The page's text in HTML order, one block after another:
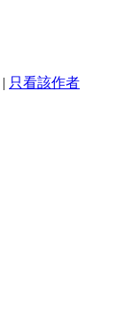
| 只看該作者